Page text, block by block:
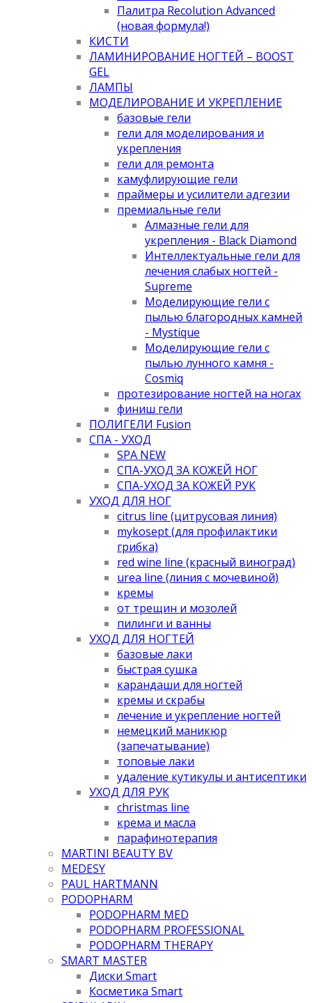
Палитра Recolution Advanced
(новая формула!)
КИСТИ
ЛАМИНИРОВАНИЕ НОГТЕЙ – BOOST
GEL
ЛАМПЫ
МОДЕЛИРОВАНИЕ И УКРЕПЛЕНИЕ
базовые гели
гели для моделирования и
укрепления
гели для ремонта
камуфлирующие гели
праймеры и усилители адгезии
премиальные гели
Алмазные гели для
укрепления - Black Diamond
Интеллектуальные гели для
лечения слабых ногтей -
Supreme
Моделирующие гели с
пылью благородных камней
- Mystique
Моделирующие гели с
пылью лунного камня -
Cosmiq
протезирование ногтей на ногах
финиш гели
ПОЛИГЕЛИ Fusion
СПА - УХОД
SPA NEW
СПА-УХОД ЗА КОЖЕЙ НОГ
СПА-УХОД ЗА КОЖЕЙ РУК
УХОД ДЛЯ НОГ
citrus line (цитрусовая линия)
mykosept (для профилактики
грибка)
red wine line (красный виноград)
urea line (линия с мочевиной)
кремы
от трещин и мозолей
пилинги и ванны
УХОД ДЛЯ НОГТЕЙ
базовые лаки
быстрая сушка
карандаши для ногтей
кремы и скрабы
лечение и укрепление ногтей
немецкий маникюр
(запечатывание)
топовые лаки
удаление кутикулы и антисептики
УХОД ДЛЯ РУК
christmas line
крема и масла
парафинотерапия
MARTINI BEAUTY BV
MEDESY
PAUL HARTMANN
PODOPHARM
PODOPHARM MED
PODOPHARM PROFESSIONAL
PODOPHARM THERAPY
SMART MASTER
Диски Smart
Косметика Smart